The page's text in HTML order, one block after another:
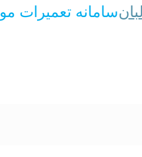
سامانه تعمیرات